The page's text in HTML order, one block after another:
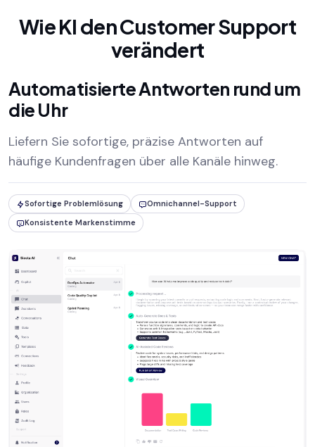
Wie KI den Customer Support
verändert
Automatisierte Antworten rund um
die Uhr
Liefern Sie sofortige, präzise Antworten auf
häufige Kundenfragen über alle Kanäle hinweg.
Sofortige Problemlösung
Omnichannel-Support
Konsistente Markenstimme